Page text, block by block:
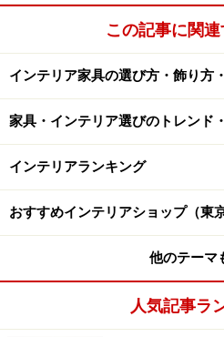
レモングラス
タイ料理によく使われている
香らせておくと虫除けにも。
効果をすぐに実感で
この記事に関
インテリア家具の選び方・飾り方
家具・インテリア選びのトレンド
インテリアランキング
おすすめインテリアショップ（東
他のテーマ
人気記事ラ